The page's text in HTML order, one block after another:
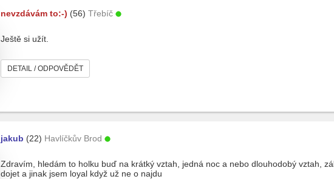
nevzdávám to:-) (56) Třebíč
Ještě si užít.
DETAIL / ODPOVĚDĚT
jakub (22) Havlíčkův Brod
Zdravím, hledám to holku buď na krátký vztah, jedná noc a nebo dlouhodobý vztah,
dojet a jinak jsem loyal když už ne o najdu